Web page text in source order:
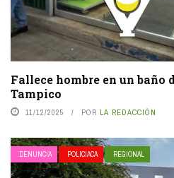
Fallece hombre en un baño
Tampico
11/12/2025 POR LA REDACCIÓN
DENUNCIA POLICIACA REGIONAL